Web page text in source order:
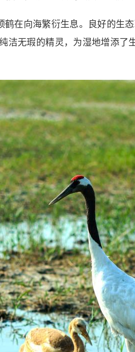
在向海繁衍生息。良好的生态
洁无瑕的精灵，为湿地增添了